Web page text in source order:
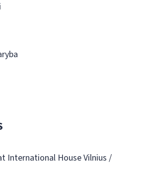
International House Vilnius /